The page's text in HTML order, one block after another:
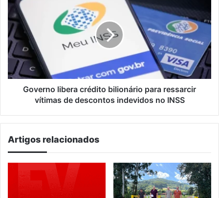
libera
crédito
bilionário
para
ressarcir
vítimas
de
descontos
indevidosGoverno libera crédito bilionário para ressarcir
vítimas de descontos indevidos no INSS
Artigos relacionados